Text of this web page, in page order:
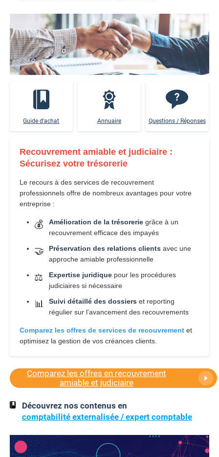
Guide d'achat Annuaire Questions / Réponses
Recouvrement amiable et judiciaire :
Sécurisez votre trésorerie
Le recours à des services de recouvrement
professionnels offre de nombreux avantages pour votre
entreprise :
💰 Amélioration de la trésorerie grâce à un
recouvrement efficace des impayés
🤝 Préservation des relations clients avec une
approche amiable professionnelle
⚖️ Expertise juridique pour les procédures
judiciaires si nécessaire
📊 Suivi détaillé des dossiers et reporting
régulier sur l'avancement des recouvrements
Comparez les offres de services de recouvrement et
optimisez la gestion de vos créances clients.
Comparez les offres en recouvrement
amiable et judiciaire
Découvrez nos contenus en
comptabilité externalisée / expert comptable